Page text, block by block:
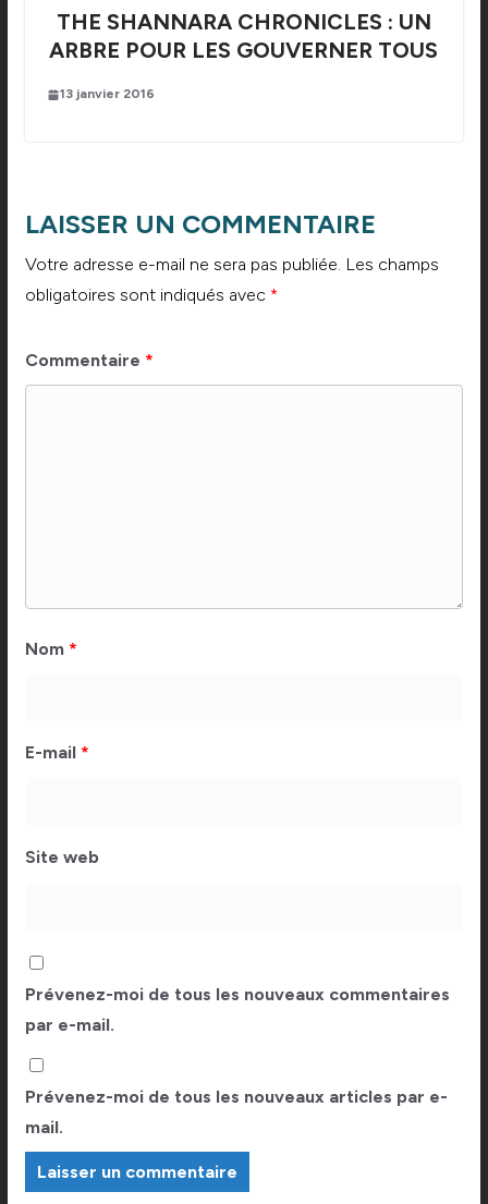
THE SHANNARA CHRONICLES : UN
ARBRE POUR LES GOUVERNER TOUS
13 janvier 2016
LAISSER UN COMMENTAIRE
Votre adresse e-mail ne sera pas publiée. Les champs
obligatoires sont indiqués avec *
Commentaire *
Nom *
E-mail *
Site web
Prévenez-moi de tous les nouveaux commentaires
par e-mail.
Prévenez-moi de tous les nouveaux articles par e-
mail.